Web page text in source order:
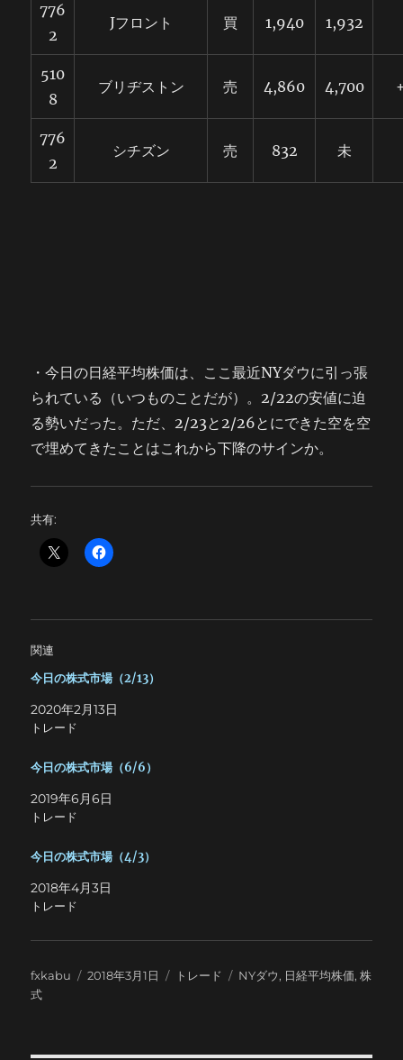
776
2
Jフロント 買 1,940 1,932
510
8
ブリヂストン 売 4,860 4,700
776
2
シチズン 売 832 未
・今日の日経平均株価は、ここ最近NYダウに引っ張
られている（いつものことだが）。2/22の安値に迫
る勢いだった。ただ、2/23と2/26とにできた空を空
で埋めてきたことはこれから下降のサインか。
共有:
関連
今日の株式市場（2/13）
2020年2月13日
トレード
今日の株式市場（6/6）
2019年6月6日
トレード
今日の株式市場（4/3）
2018年4月3日
トレード
投
稿
fxkabu
投
2018年3月1日
カ
トレード
タ
NYダウ, 日経平均株価,株
式